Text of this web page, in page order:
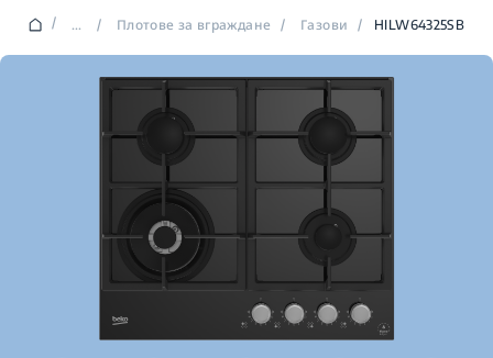
/ ... / Плотове за вграждане / Газови / HILW64325SB